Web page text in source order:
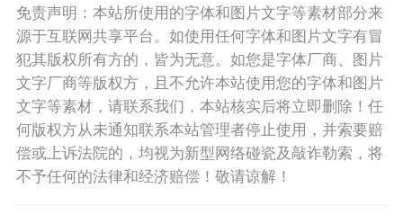
免责声明：本站所使用的字体和图片文字等素材部分来
源于互联网共享平台。如使用任何字体和图片文字有冒
犯其版权所有方的，皆为无意。如您是字体厂商、图片
文字厂商等版权方，且不允许本站使用您的字体和图片
文字等素材，请联系我们，本站核实后将立即删除！任
何版权方从未通知联系本站管理者停止使用，并索要赔
偿或上诉法院的，均视为新型网络碰瓷及敲诈勒索，将
不予任何的法律和经济赔偿！敬请谅解！